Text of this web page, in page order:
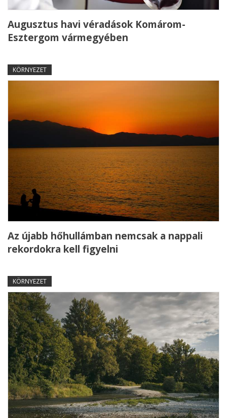
Augusztus havi véradások Komárom-
Esztergom vármegyében
KÖRNYEZET
Az újabb hőhullámban nemcsak a nappali
rekordokra kell figyelni
KÖRNYEZET